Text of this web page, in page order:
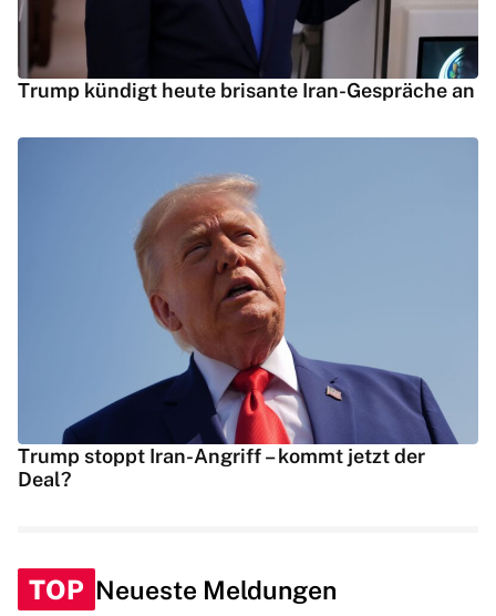
Trump kündigt heute brisante Iran-Gespräche an
Trump stoppt Iran-Angriff – kommt jetzt der
Deal?
TOP Neueste Meldungen